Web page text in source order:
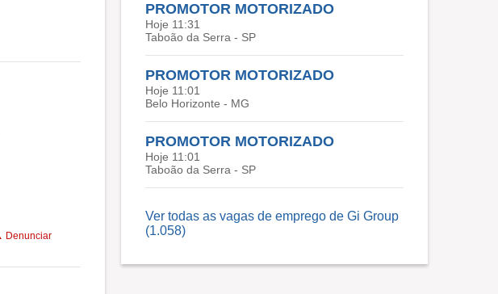
Denunciar
PROMOTOR MOTORIZADO
Hoje 11:31
Taboão da Serra - SP
PROMOTOR MOTORIZADO
Hoje 11:01
Belo Horizonte - MG
PROMOTOR MOTORIZADO
Hoje 11:01
Taboão da Serra - SP
Ver todas as vagas de emprego de Gi Group
(1.058)